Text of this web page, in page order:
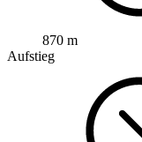
870 m
Aufstieg